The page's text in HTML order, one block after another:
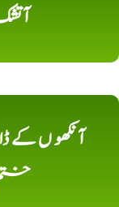
آنکھو ں